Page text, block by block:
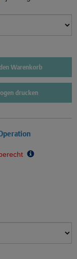
Warenkorb
drucken